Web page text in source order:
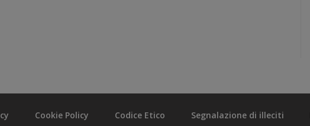
Cookie Policy Codice Etico Segnalazione di illeciti